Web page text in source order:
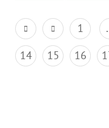
1
14
15 16